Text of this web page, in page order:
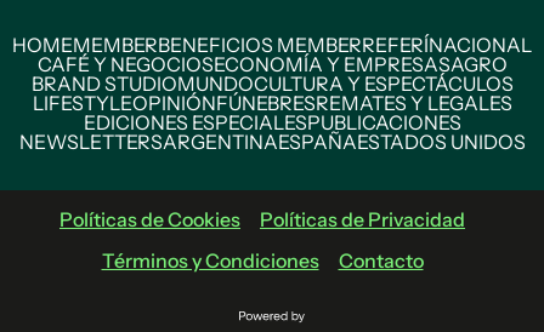
HOMEMEMBERBENEFICIOS MEMBERREFERÍNACIONAL
CAFÉ Y NEGOCIOSECONOMÍA Y EMPRESASAGRO
BRAND STUDIOMUNDOCULTURA Y ESPECTÁCULOS
LIFESTYLEOPINIÓNFÚNEBRESREMATES Y LEGALES
EDICIONES ESPECIALESPUBLICACIONES
NEWSLETTERSARGENTINAESPAÑAESTADOS UNIDOS
Políticas de Cookies
Políticas de Privacidad
Términos y Condiciones
Contacto